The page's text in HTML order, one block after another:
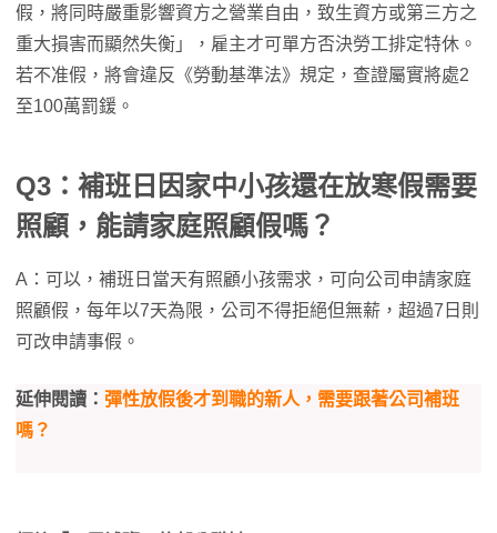
假，將同時嚴重影響資方之營業自由，致生資方或第三方之
重大損害而顯然失衡」，雇主才可單方否決勞工排定特休。
若不准假，將會違反《勞動基準法》規定，查證屬實將處2
至100萬罰鍰。
Q3：補班日因家中小孩還在放寒假需要
照顧，能請家庭照顧假嗎？
A：可以，補班日當天有照顧小孩需求，可向公司申請家庭
照顧假，每年以7天為限，公司不得拒絕但無薪，超過7日則
可改申請事假。
延伸閱讀： 彈性放假後才到職的新人，需要跟著公司補班
嗎？